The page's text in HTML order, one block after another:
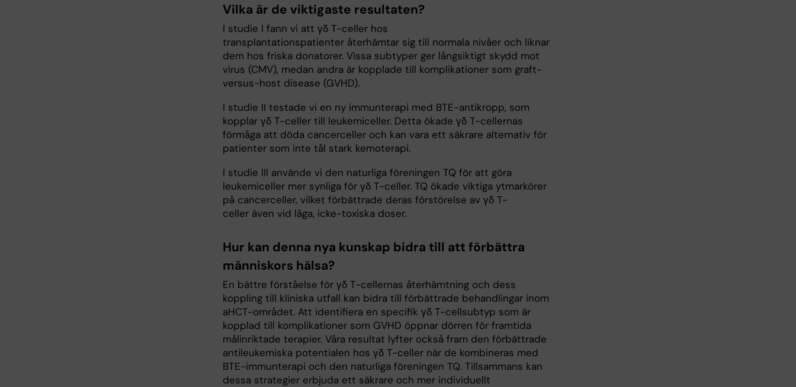
Vilka är de viktigaste resultaten?
I studie I fann vi att γδ T-celler hos
transplantationspatienter återhämtar sig till normala nivåer och liknar
dem hos friska donatorer. Vissa subtyper ger långsiktigt skydd mot
virus (CMV), medan andra är kopplade till komplikationer som graft-
versus-host disease (GVHD).
I studie II testade vi en ny immunterapi med BTE-antikropp, som
kopplar γδ T-celler till leukemiceller. Detta ökade γδ T-cellernas
förmåga att döda cancerceller och kan vara ett säkrare alternativ för
patienter som inte tål stark kemoterapi.
I studie III använde vi den naturliga föreningen TQ för att göra
leukemiceller mer synliga för γδ T-celler. TQ ökade viktiga ytmarkörer
på cancerceller, vilket förbättrade deras förstörelse av γδ T-
celler även vid låga, icke-toxiska doser.
Hur kan denna nya kunskap bidra till att förbättra
människors hälsa?
En bättre förståelse för γδ T-cellernas återhämtning och dess
koppling till kliniska utfall kan bidra till förbättrade behandlingar inom
aHCT-området. Att identifiera en specifik γδ T-cellsubtyp som är
kopplad till komplikationer som GVHD öppnar dörren för framtida
målinriktade terapier. Våra resultat lyfter också fram den förbättrade
antileukemiska potentialen hos γδ T-celler när de kombineras med
BTE-immunterapi och den naturliga föreningen TQ. Tillsammans kan
dessa strategier erbjuda ett säkrare och mer individuellt